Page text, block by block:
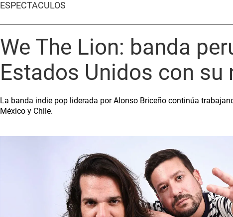
ESPECTÁCULOS
We The Lion: banda
Estados Unidos con su
La banda indie pop liderada por Alonso Briceño continúa
México y Chile.